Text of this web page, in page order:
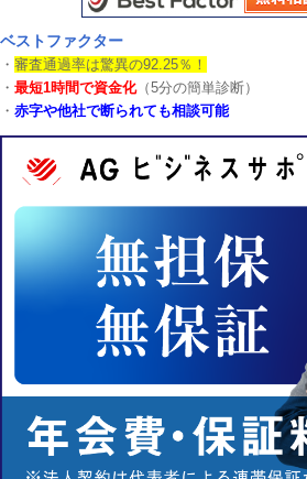
ベストファクター
・ 審査通過率は驚異の92.25％！
・ 最短1時間で資金化（5分の簡単診断）
・ 赤字や他社で断られても相談可能